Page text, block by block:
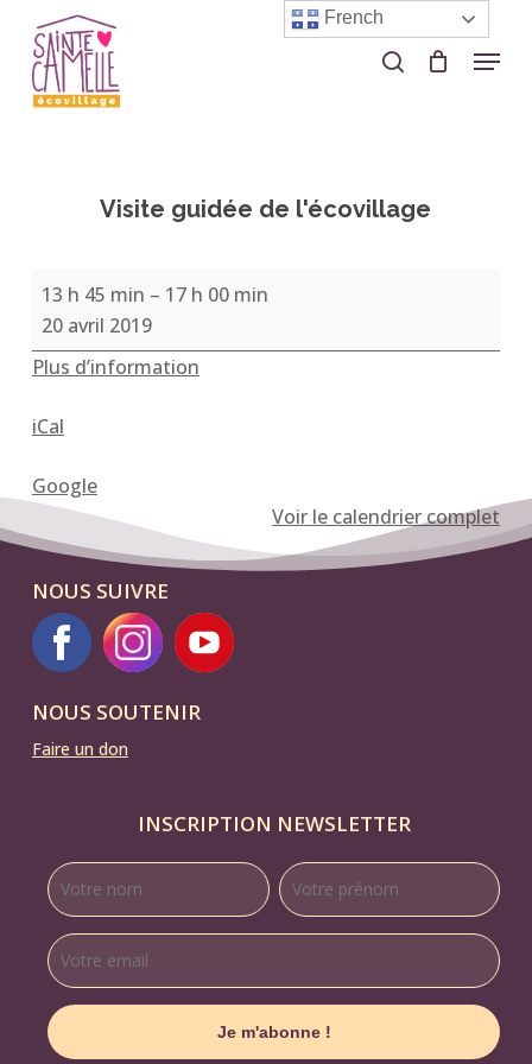
main
content
search Menu
Visite guidée de l'écovillage
Visite
guidée
de
l'écovillage
13 h 45 min – 17 h 00 min
20 avril 2019
Plus d’information
iCal
Google
Voir le calendrier complet
NOUS SUIVRE
NOUS SOUTENIR
Faire un don
INSCRIPTION NEWSLETTER
Close
French